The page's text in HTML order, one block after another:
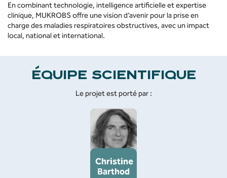
En combinant technologie, intelligence artificielle et expertise
clinique, MUKROBS offre une vision d’avenir pour la prise en
charge des maladies respiratoires obstructives, avec un impact
local, national et international.
ÉQUIPE SCIENTIFIQUE
Le projet est porté par :
Christine
Barthod